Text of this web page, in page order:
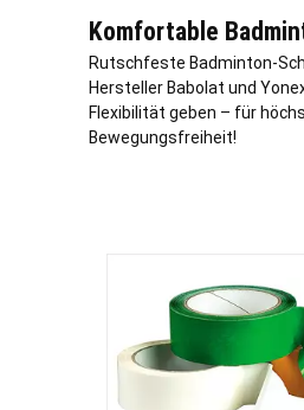
Komfortable
Rutschfeste Badminton-
Hersteller Babolat und
Flexibilität geben – für
Bewegungsfreiheit!